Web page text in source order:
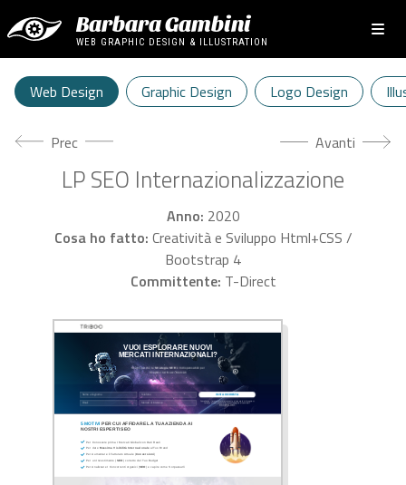
Barbara Gambini
WEB GRAPHIC DESIGN & ILLUSTRATION
Web Design Graphic Design Logo Design
Articolo precedente: Consorzio Stoppani
Prec Articolo
Avanti
LP SEO Internazionalizzazione
Anno: 2020
Cosa ho fatto: Creatività e Sviluppo Html+CSS /
Bootstrap 4
Committente: T-Direct